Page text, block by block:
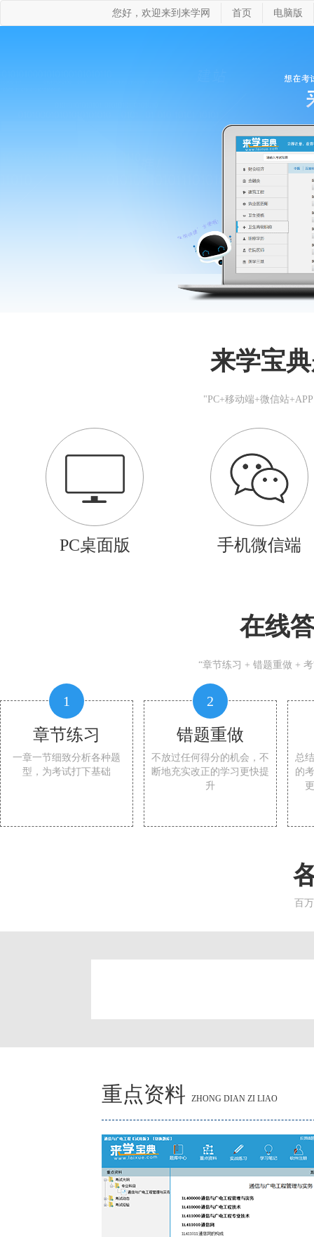
您好，欢迎来到来学网 首页 电脑版
来学宝
"PC+移动端+微信站
PC桌面版 手机微信端
在线
“章节练习 + 错题重做 +
1
章节练习
一章一节细致分析各种题
型，为考试打下基础
2
错题重做
不放过任何得分的机会，不
断地充实改正的学习更快提
升
总
的
百
重点资料 ZHONG DIAN ZI LIAO